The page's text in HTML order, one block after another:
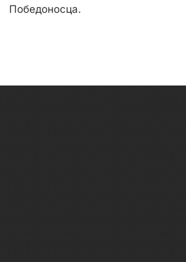
Победоносца.